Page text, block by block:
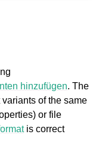
hinzufügen. The
of the same
or file
is correct